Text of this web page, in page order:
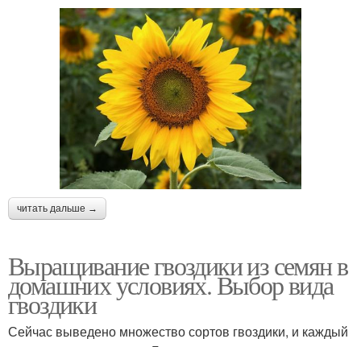
читать дальше →
Выращивание гвоздики из семян в
домашних условиях. Выбор вида
гвоздики
Сейчас выведено множество сортов гвоздики, и каждый